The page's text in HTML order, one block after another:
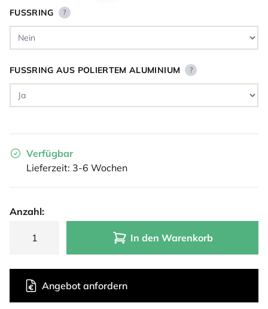
FUSSRING ?
FUSSRING AUS POLIERTEM ALUMINIUM ?
Verfügbar
Lieferzeit: 3-6 Wochen
Anzahl:
In den Warenkorb
Angebot anfordern